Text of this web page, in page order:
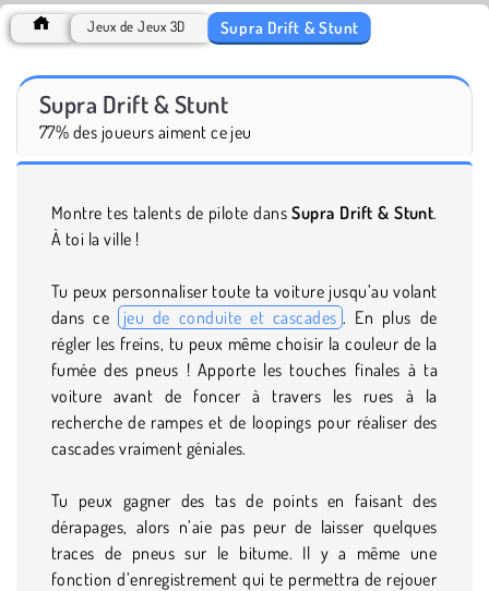
Jeux de Jeux 3D Supra Drift & Stunt
Supra Drift & Stunt
77% des joueurs aiment ce jeu
Montre tes talents de pilote dansSupra Drift & Stunt.
À toi la ville !
Tu peux personnaliser toute ta voiture jusqu’au volant
dans ce
jeu de conduite et cascades . En plus de
régler les freins, tu peux même choisir la couleur de la
fumée des pneus ! Apporte les touches finales à ta
voiture avant de foncer à travers les rues à la
recherche de rampes et de loopings pour réaliser des
cascades vraiment géniales.
Tu peux gagner des tas de points en faisant des
dérapages, alors n’aie pas peur de laisser quelques
traces de pneus sur le bitume. Il y a même une
fonction d’enregistrement qui te permettra de rejouer